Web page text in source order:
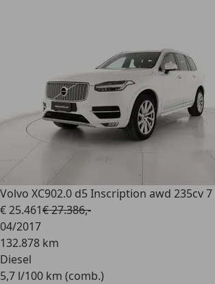
Volvo XC902.0 d5 Inscription awd 235cv
€ 25.461€ 27.386,-
04/2017
132.878 km
Diesel
5,7 l/100 km (comb.)